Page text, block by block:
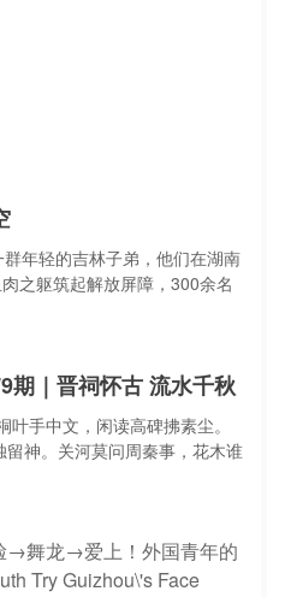
年轻的吉林子弟，他们在湖南
之躯筑起解放屏障，300余名
期｜晋祠怀古 流水千秋
叶手中文，闲读高碑拂素尘。
神。关河莫问周秦事，花木谁